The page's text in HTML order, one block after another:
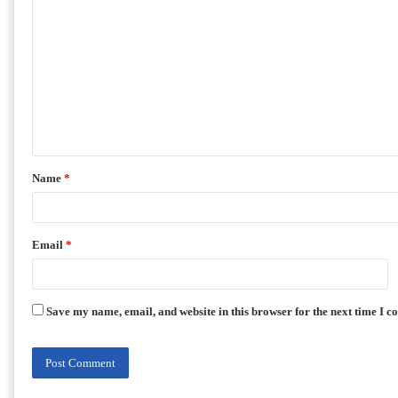
Name *
Email *
Save my name, email, and website in this browser for the next time I